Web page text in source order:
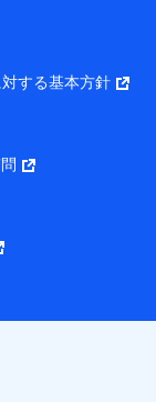
プ 代表取締役
ネット日本橋
締役社長 吉
談にあたっ
電話番号、個
する基本方針